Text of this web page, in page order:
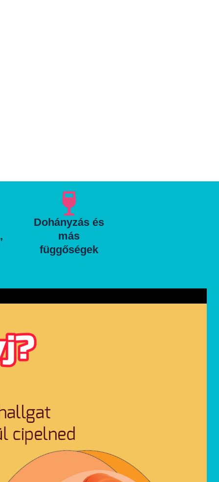
Dohányzás és
más
függőségek